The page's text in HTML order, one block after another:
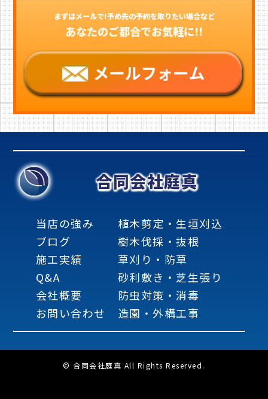
まずはメールで!予め先の予約を取りたい場合など
あなたのご都合でお気軽に!!
合同会社庭真
当店の強み
ブログ
施工実績
Q&A
会社概要
お問い合わせ
植木剪定・生垣刈込
樹木伐採・抜根
草刈り・防草
砂利敷き・芝生張り
防虫対策・消毒
造園・外構工事
© 合同会社庭真 All Rights Reserved.